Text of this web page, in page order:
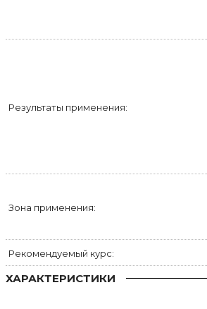
Результаты применения:
Зона применения:
Рекомендуемый курс:
ХАРАКТЕРИСТИКИ